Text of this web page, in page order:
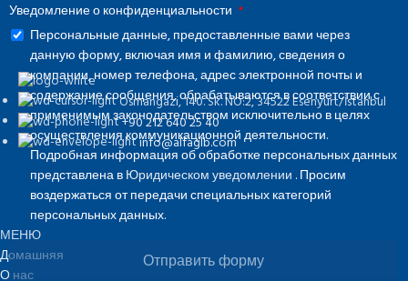
Osmangazi, 140. Sk. NO:2, 34522 Esenyurt/İstanbul
+90 212 640 25 40
info@alfaglb.com
Уведомление о конфиденциальности
Персональные данные, предоставленные вами через
данную форму, включая имя и фамилию, сведения о
компании, номер телефона, адрес электронной почты и
содержание сообщения, обрабатываются в соответствии с
применимым законодательством исключительно в целях
осуществления коммуникационной деятельности.
Подробная информация об обработке персональных данных
представлена вЮридическом уведомлении . Просим
воздержаться от передачи специальных категорий
персональных данных.
Отправить форму
МЕНЮ
Домашняя
О нас